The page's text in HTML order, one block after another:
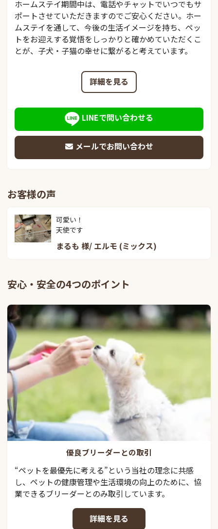
ホームステイ期間中は、電話やチャットでいつでもサ
ポートさせていただきますのでご安心ください。ホー
ムステイを通して、今後の生活イメージを持ち、ペッ
トをお迎えする覚悟をしっかりと確かめていただくこ
とが、子犬・子猫の幸せに繋がると考えています。
詳細を見る
LINEで問い合わせる
メールでお問い合わせ
お客様の声
可愛い！
天使です
まるも 様/ エルモ (ミックス)
安心・安全の4つのポイント
優良ブリーダーとの取引
“ペットを最優先に考える”という当社の理念に共感
し、ペットの健康管理や生活環境の向上のために、協
業できるブリーダーとのみ取引しています。
詳細を見る